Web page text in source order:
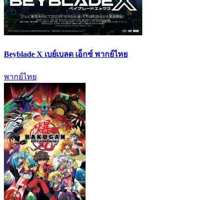
Beyblade X เบย์เบลด เอ็กซ์ พากย์ไทย
พากย์ไทย